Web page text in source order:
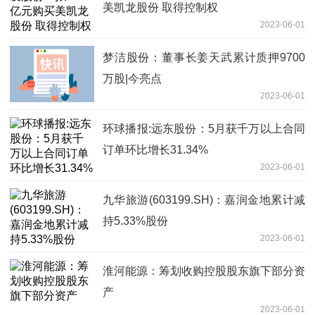
美凯龙股份 取得控制权
2023-06-01
梦洁股份：董事长姜天武累计质押9700
万股|今亮点
2023-06-01
环球播报:远东股份：5月获千万以上合同
订单环比增长31.34%
2023-06-01
九华旅游(603199.SH)：嘉润金地累计减
持5.33%股份
2023-06-01
淮河能源：筹划收购控股股东旗下部分资
产
2023-06-01